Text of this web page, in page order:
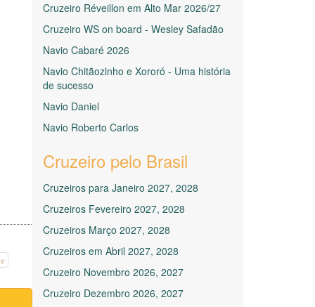
Cruzeiro Réveillon em Alto Mar 2026/27
Cruzeiro WS on board - Wesley Safadão
Navio Cabaré 2026
Navio Chitãozinho e Xororó - Uma história
de sucesso
Navio Daniel
Navio Roberto Carlos
Cruzeiro pelo Brasil
Cruzeiros para Janeiro 2027, 2028
Cruzeiros Fevereiro 2027, 2028
Cruzeiros Março 2027, 2028
Cruzeiros em Abril 2027, 2028
Cruzeiro Novembro 2026, 2027
Cruzeiro Dezembro 2026, 2027